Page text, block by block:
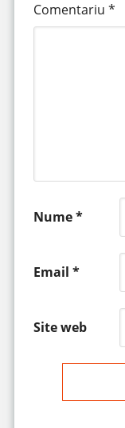
Comentariu *
Nume*
Email *
Site web